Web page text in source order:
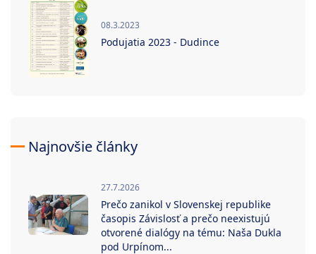
08.3.2023
Podujatia 2023 - Dudince
Najnovšie články
27.7.2026
Prečo zanikol v Slovenskej republike
časopis Závislosť a prečo neexistujú
otvorené dialógy na tému: Naša Dukla
pod Urpínom...